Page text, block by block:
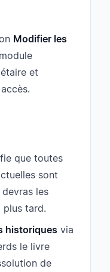
Modifier les
et
que toutes
sont
les
plus tard.
historiques via
le livre
de